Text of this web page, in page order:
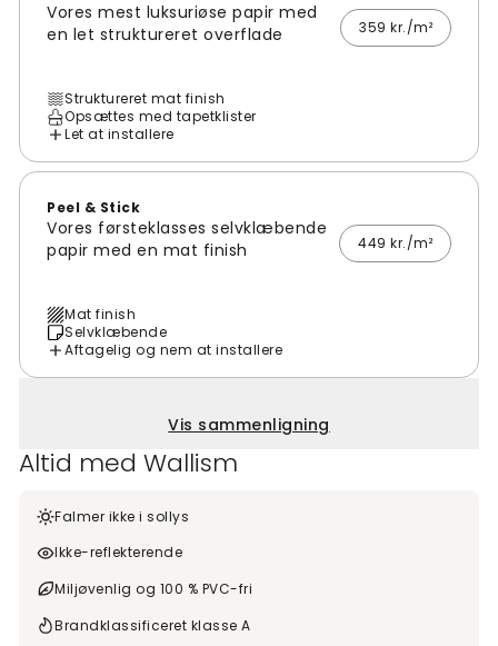
Vores mest luksuriøse papir med
en let struktureret overflade
359 kr./m²
Struktureret mat finish
Opsættes med tapetklister
Let at installere
Peel & Stick
Vores førsteklasses selvklæbende
papir med en mat finish
449 kr./m²
Mat finish
Selvklæbende
Aftagelig og nem at installere
Vis sammenligning
Altid med Wallism
Falmer ikke i sollys
Ikke-reflekterende
Miljøvenlig og 100 % PVC-fri
Brandklassificeret klasse A